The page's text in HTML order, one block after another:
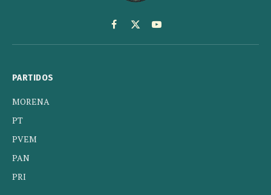
Facebook
X
(Twitter)
YouTube
PARTIDOS
MORENA
PT
PVEM
PAN
PRI